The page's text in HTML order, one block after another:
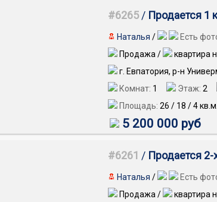
#6265 / Продается 1
Наталья /
Есть
Продажа /
квартира
г. Евпатория, р-н
Комнат: 1 Этаж: 2
Площадь: 26 / 18 /4кв.м.
5 200 000 руб
#6261 / Продается 2-
Наталья /
Есть
Продажа /
квартира